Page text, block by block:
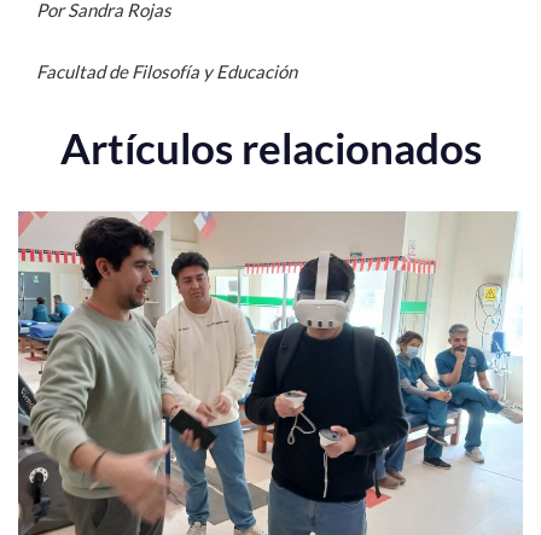
Por Sandra Rojas
Facultad de Filosofía y Educación
Artículos relacionados